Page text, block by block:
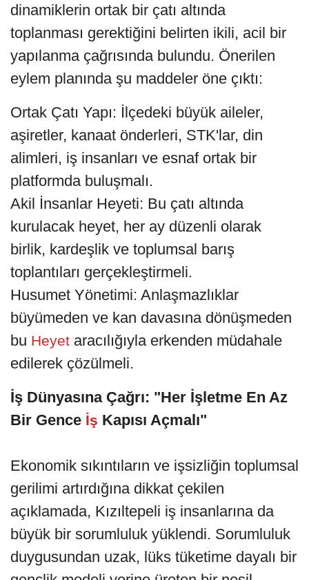
dinamiklerin ortak bir çatı altında
toplanması gerektiğini belirten ikili, acil bir
yapılanma çağrısında bulundu. Önerilen
eylem planında şu maddeler öne çıktı:
Ortak Çatı Yapı: İlçedeki büyük aileler,
aşiretler, kanaat önderleri, STK'lar, din
alimleri, iş insanları ve esnaf ortak bir
platformda buluşmalı.
Akil İnsanlar Heyeti: Bu çatı altında
kurulacak heyet, her ay düzenli olarak
birlik, kardeşlik ve toplumsal barış
toplantıları gerçekleştirmeli.
Husumet Yönetimi: Anlaşmazlıklar
büyümeden ve kan davasına dönüşmeden
bu Heyet aracılığıyla erkenden müdahale
edilerek çözülmeli.
İş Dünyasına Çağrı: "Her İşletme En Az
Bir Gence İş Kapısı Açmalı"
Ekonomik sıkıntıların ve işsizliğin toplumsal
gerilimi artırdığına dikkat çekilen
açıklamada, Kızıltepeli iş insanlarına da
büyük bir sorumluluk yüklendi. Sorumluluk
duygusundan uzak, lüks tüketime dayalı bir